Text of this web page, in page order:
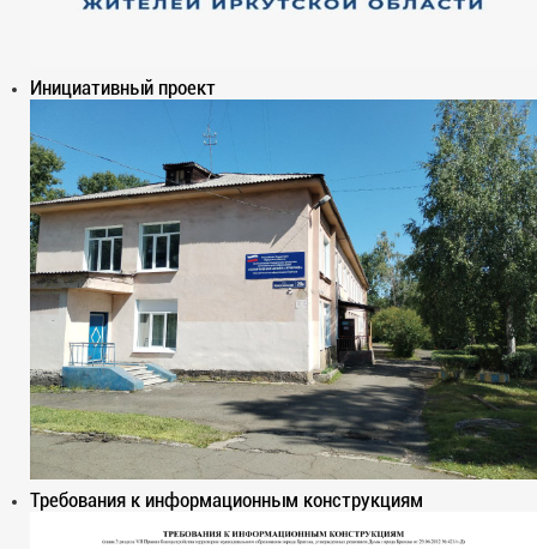
Инициативный проект
Требования к информационным конструкциям